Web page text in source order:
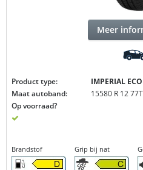
Meer
Product type:
IMPERIAL
Maat autoband:
15580 R 12 77T
Op voorraad?
Brandstof Grip bij nat